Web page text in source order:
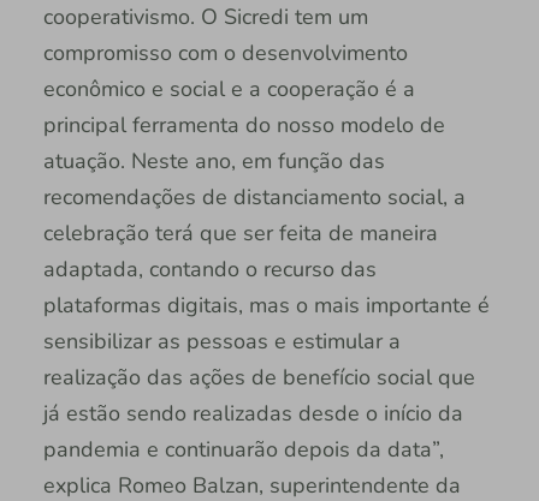
cooperativismo. O Sicredi tem um
compromisso com o desenvolvimento
econômico e social e a cooperação é a
principal ferramenta do nosso modelo de
atuação. Neste ano, em função das
recomendações de distanciamento social, a
celebração terá que ser feita de maneira
adaptada, contando o recurso das
plataformas digitais, mas o mais importante é
sensibilizar as pessoas e estimular a
realização das ações de benefício social que
já estão sendo realizadas desde o início da
pandemia e continuarão depois da data”,
explica Romeo Balzan, superintendente da